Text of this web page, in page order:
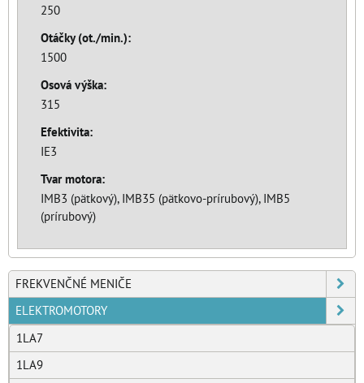
250
Otáčky (ot./min.):
1500
Osová výška:
315
Efektivita:
IE3
Tvar motora:
IMB3 (pätkový), IMB35 (pätkovo-prírubový), IMB5
(prírubový)
FREKVENČNÉ MENIČE
ELEKTROMOTORY
1LA7
1LA9